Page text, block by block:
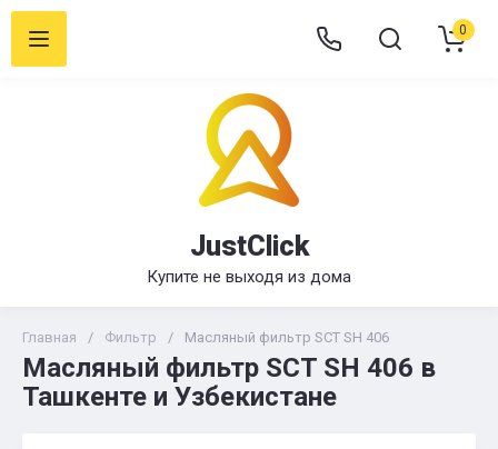
JustClick
Купите не выходя из дома
0
Главная / Фильтр / Масляный фильтр SCT SH 406
Масляный фильтр SCT SH 406 в
Ташкенте и Узбекистане